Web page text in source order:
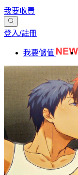
我要收費
登入/註冊
我要儲值